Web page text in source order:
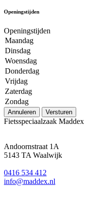
Openingstijden
Openingstijden
Maandag
Dinsdag
Woensdag
Donderdag
Vrijdag
Zaterdag
Zondag
Annuleren Versturen
Fietsspeciaalzaak Maddex
Andoornstraat 1A
5143 TA Waalwijk
0416 534 412
info@maddex.nl